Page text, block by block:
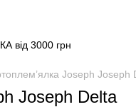
від 3000 грн
Joseph
Joseph Delta